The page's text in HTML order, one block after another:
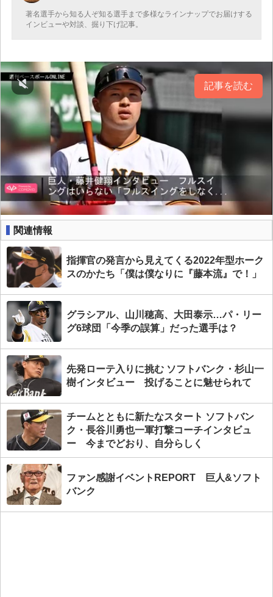
著名選手から知る人ぞ知る選手まで多様なラインナップでお届けする
インビューや対談、掘り下げ記事。
記事を読む
関連情報
指揮官の発言から見えてくる2022年型ホーク
スのかたち「僕は僕なりに『藤本流』で！」
グラシアル、山川穂高、大田泰示…パ・リー
グ6球団「今季の誤算」だった選手は？
先発ローテ入りに挑む ソフトバンク・杉山一
樹インタビュー 投げることに魅せられて
チームとともに新たなスタート ソフトバン
ク・長谷川勇也一軍打撃コーチインタビュ
ー 今までどおり、自分らしく
ファン感謝イベントREPORT 巨人&ソフト
バンク